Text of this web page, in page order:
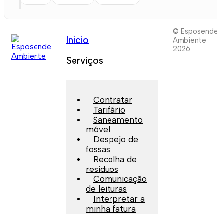
Início
Serviços
Contratar
Tarifário
Saneamento
móvel
Despejo de
fossas
Recolha de
resíduos
Comunicação
de leituras
Interpretar a
minha fatura
© Esposende
Ambiente
2026